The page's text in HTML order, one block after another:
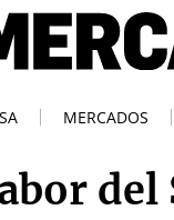
MERCADOS
del